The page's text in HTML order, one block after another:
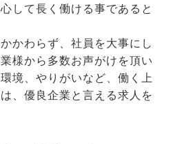
して長く働ける事であると
かわらず、社員を大事にし
様から多数お声がけを頂い
境、やりがいなど、働く上
、優良企業と言える求人を